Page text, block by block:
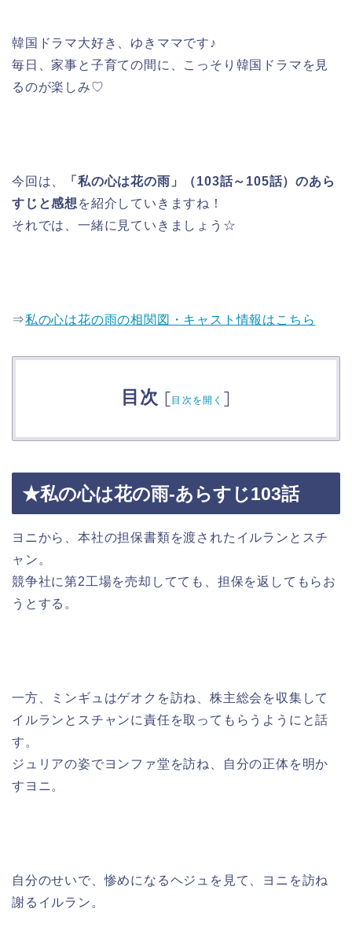
韓国ドラマ大好き、ゆきママです♪
毎日、家事と子育ての間に、こっそり韓国ドラマを見
るのが楽しみ♡
今回は、
「私の心は花の雨」（103話～105話）のあら
すじと感想 を紹介していきますね！
それでは、一緒に見ていきましょう☆
⇒私の心は花の雨の相関図・キャスト情報はこちら
目次 [目次を開く ]
★私の心は花の雨-あらすじ103話
ヨニから、本社の担保書類を渡されたイルランとスチ
ャン。
競争社に第2工場を売却してても、担保を返してもらお
うとする。
一方、ミンギュはゲオクを訪ね、株主総会を収集して
イルランとスチャンに責任を取ってもらうようにと話
す。
ジュリアの姿でヨンファ堂を訪ね、自分の正体を明か
すヨニ。
自分のせいで、惨めになるヘジュを見て、ヨニを訪ね
謝るイルラン。